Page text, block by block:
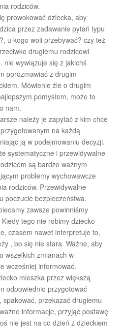
rodziców.
prowokować dziecka, aby
przez zadawanie pytań typu
u kogo woli przebywać? czy też
drugiemu rodzicowi
nie wywiązuje się z jakichś
porozmawiać z drugim
Mówienie źle o drugim
pomysłem, może to
nam.
należy je zapytać z kim chce
na każdą
ją w podejmowaniu decyzji.
systematyczne i przewidywalne
są bardzo ważnym
problemy wychowawcze
rodziców. Przewidywalne
poczucie bezpieczeństwa.
zawsze powinniśmy
tego nie robimy dziecko
czasem nawet interpretuje to,
, bo się nie stara. Ważne, aby
wszelkich zmianach w
wcześniej informować.
mieszka przez większą
odpowiednio przygotować
spakować, przekazać drugiemu
informacje, przyjąć postawę
nie jest na co dzień z dzieckiem